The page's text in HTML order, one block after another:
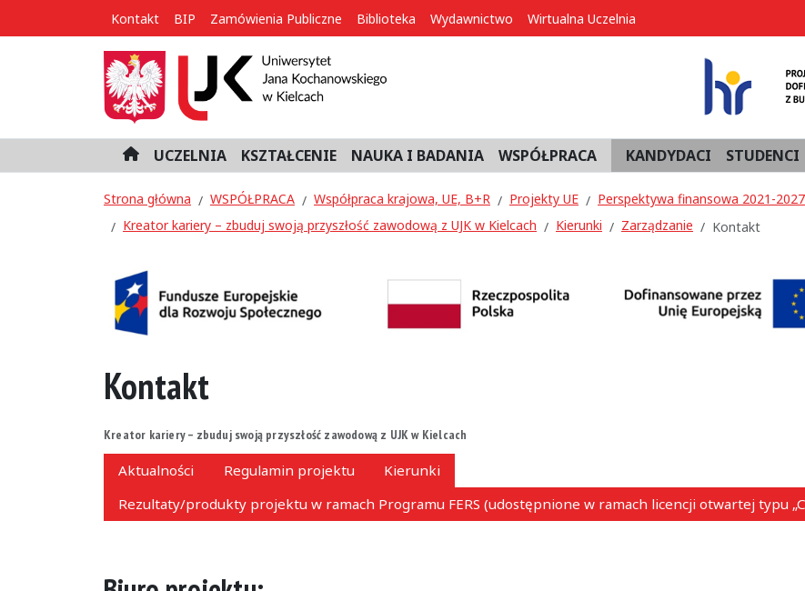
Kontakt BIP Zamówienia Publiczne Biblioteka Wydawnictwo Wirtualna Uczelnia
H
o
m
e
UCZELNIA KSZTAŁCENIE NAUKA I BADANIA WSPÓŁPRACA KANDYDACI STUDENCI
Strona główna WSPÓŁPRACA Współpraca krajowa, UE, B+R Projekty UE
Perspektywa finansowa 2021-2027
Kreator kariery – zbuduj swoją przyszłość zawodową z UJK w Kielcach
Kierunki Zarządzanie Kontakt
Kontakt
Kreator kariery – zbuduj swoją przyszłość zawodową z UJK w Kielcach
Aktualności Regulamin projektu
Kierunki
Rezultaty/produkty projektu w ramach Programu FERS (udostępnione w ramach licencji otwartej typu